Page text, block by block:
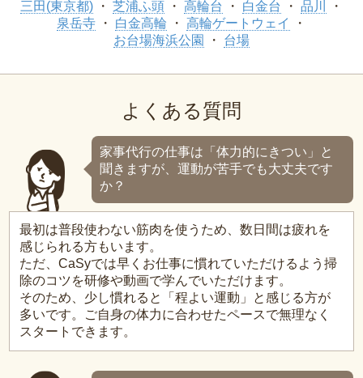
三田(東京都) 芝浦ふ頭 高輪台 白金台
品川
泉岳寺
白金高輪
高輪ゲートウェイ
お台場海浜公園
台場
よくある質問
家事代行の仕事は「体力的にきつい」と
聞きますが、運動が苦手でも大丈夫です
か？
最初は普段使わない筋肉を使うため、数日間は疲れを
感じられる方もいます。
ただ、CaSyでは早くお仕事に慣れていただけるよう掃
除のコツを研修や動画で学んでいただけます。
そのため、少し慣れると「程よい運動」と感じる方が
多いです。ご自身の体力に合わせたペースで無理なく
スタートできます。